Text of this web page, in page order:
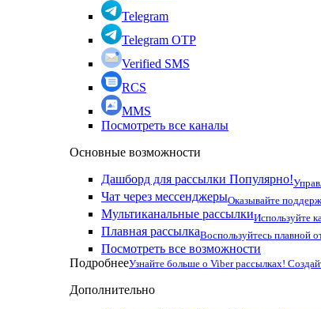
Telegram
Telegram OTP
Verified SMS
RCS
MMS
Посмотреть все каналы
Основные возможности
Дашборд для рассылки Популярно!
Чат через мессенджерыОказывайте
Мультиканальные рассылкиИспользуйте
Плавная рассылкаВоспользуйтесь плавной
Посмотреть все возможности
ПодробнееУзнайте больше о Viber рассылках!
Дополнительно